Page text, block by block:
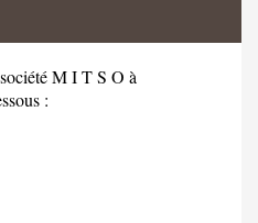
M I T S O à
: